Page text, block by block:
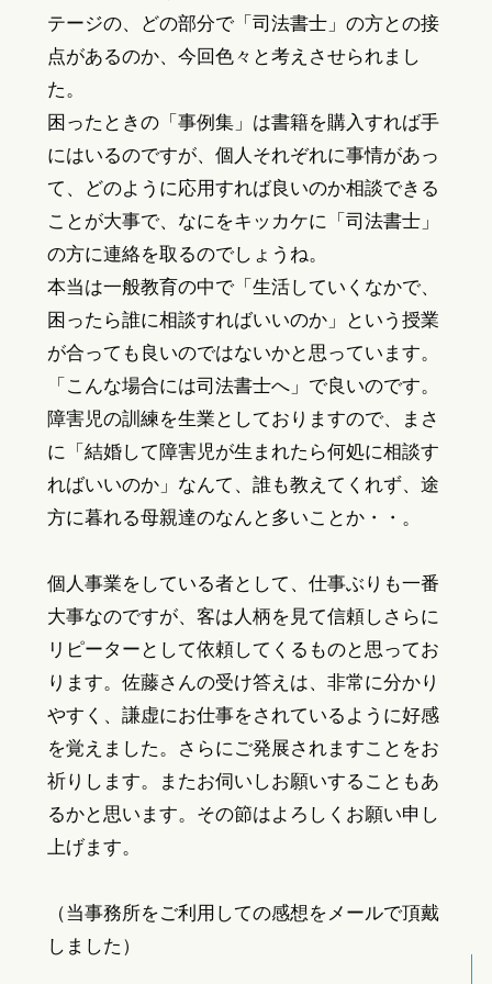
テージの、どの部分で「司法書士」の方との接
点があるのか、今回色々と考えさせられまし
た。
困ったときの「事例集」は書籍を購入すれば手
にはいるのですが、個人それぞれに事情があっ
て、どのように応用すれば良いのか相談できる
ことが大事で、なにをキッカケに「司法書士」
の方に連絡を取るのでしょうね。
本当は一般教育の中で「生活していくなかで、
困ったら誰に相談すればいいのか」という授業
が合っても良いのではないかと思っています。
「こんな場合には司法書士へ」で良いのです。
障害児の訓練を生業としておりますので、まさ
に「結婚して障害児が生まれたら何処に相談す
ればいいのか」なんて、誰も教えてくれず、途
方に暮れる母親達のなんと多いことか・・。
個人事業をしている者として、仕事ぶりも一番
大事なのですが、客は人柄を見て信頼しさらに
リピーターとして依頼してくるものと思ってお
ります。佐藤さんの受け答えは、非常に分かり
やすく、謙虚にお仕事をされているように好感
を覚えました。さらにご発展されますことをお
祈りします。またお伺いしお願いすることもあ
るかと思います。その節はよろしくお願い申し
上げます。
（当事務所をご利用しての感想をメールで頂戴
しました）